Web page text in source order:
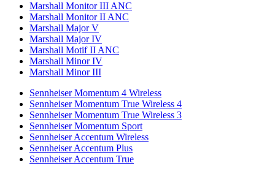
Marshall Monitor III ANC
Marshall Monitor II ANC
Marshall Major V
Marshall Major IV
Marshall Motif II ANC
Marshall Minor IV
Marshall Minor III
Sennheiser Momentum 4 Wireless
Sennheiser Momentum True Wireless 4
Sennheiser Momentum True Wireless 3
Sennheiser Momentum Sport
Sennheiser Accentum Wireless
Sennheiser Accentum Plus
Sennheiser Accentum True